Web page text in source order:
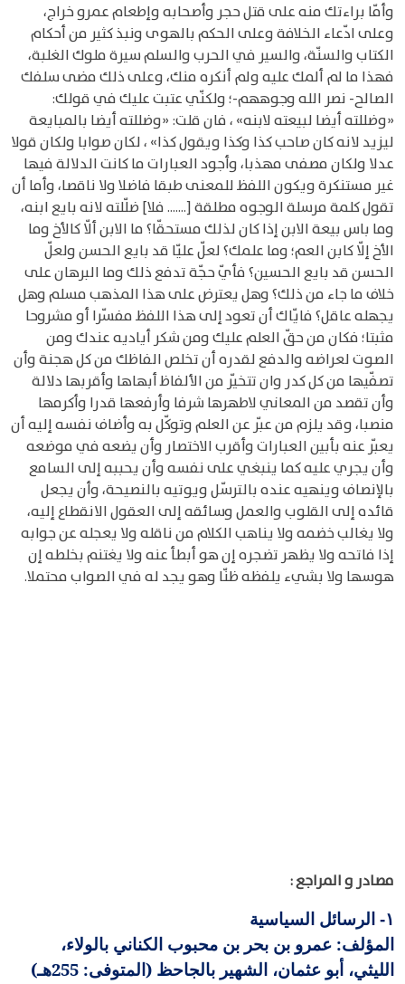
وأمّا براءتك منه على قتل حجر وأصحابه وإطعام عمرو خراج،
وعلى ادّعاء الخلافة وعلى الحكم بالهوى ونبذ كثير من أحكام
الكتاب والسنّة، والسير في الحرب والسلم سيرة ملوك الغلبة،
فهذا ما لم ألمك عليه ولم أنكره منك، وعلى ذلك مضى سلفك
الصالح- نصر الله وجوههم-؛ ولكنّي عتبت عليك في قولك:
«وضللته أيضا لبيعته لابنه» ، فان قلت: «وضللته أيضا بالمبايعة
ليزيد لانه كان صاحب كذا وكذا ويقول كذا» ، لكان صوابا ولكان قولا
عدلا ولكان مصفى مهذبا، وأجود العبارات ما كانت الدلالة فيها
غير مستنكرة ويكون اللفظ للمعنى طبقا فاضلا ولا ناقصا، وأما أن
تقول كلمة مرسلة الوجوه مطلقة [....... فلا] ضلّلته لانه بايع ابنه،
وما باس بيعة الابن إذا كان لذلك مستحقّا؟ ما الابن ألّا كالأخ وما
الأخ إلّا كابن العم؛ وما علمك؟ لعلّ عليّا قد بايع الحسن ولعلّ
الحسن قد بايع الحسين؟ فأيّ حجّة تدفع ذلك وما البرهان على
خلاف ما جاء من ذلك؟ وهل يعترض على هذا المذهب مسلم وهل
يجهله عاقل؟ فايّاك أن تعود إلى هذا اللفظ مفسّرا أو مشروحا
مثبتا؛ فكان من حقّ العلم عليك ومن شكر أياديه عندك ومن
الصوت لعراضه والدفع لقدره أن تخلص الفاظك من كل هجنة وأن
تصفّيها من كل كدر وان تتخيّر من الألفاظ أبهاها وأقربها دلالة
وأن تقصد من المعاني لاطهرها شرفا وأرفعها قدرا وأكرمها
منصبا، وقد يلزم من عبّر عن العلم وتوكّل به وأضاف نفسه إليه أن
يعبّر عنه بأبين العبارات وأقرب الاختصار وأن يضعه في موضعه
وأن يجري عليه كما ينبغي على نفسه وأن يحببه إلى السامع
بالإنصاف وينهيه عنده بالترسّل ويوتيه بالنصيحة، وأن يجعل
قائده إلى القلوب والعمل وسائقه إلى العقول الانقطاع إليه،
ولا يغالب خضمه ولا يناهب الكلام من ناقله ولا يعجله عن جوابه
إذا فاتحه ولا يظهر تضجره إن هو أبطأ عنه ولا يغتنم بخلطه إن
هوسها ولا بشيء يلفظه ظنّا وهو يجد له في الصواب محتملا.
مصادر و المراجع :
١-
الرسائل السياسية
المؤلف: عمرو بن بحر بن محبوب الكناني بالولاء،
الليثي، أبو عثمان، الشهير بالجاحظ (المتوفى: 255هـ)